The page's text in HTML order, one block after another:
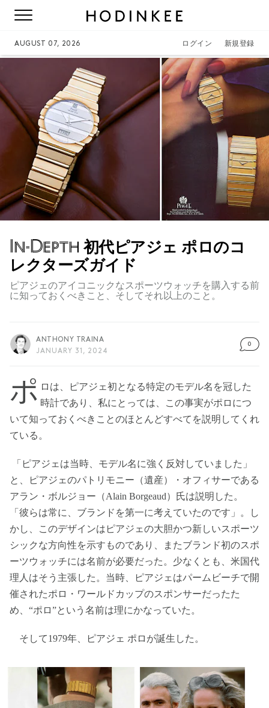
AUGUST 07, 2026 ログイン 新規登録
In-Depth 初代ピアジェ ポロのコ
レクターズガイド
ピアジェのアイコニックなスポーツウォッチを購入する前
に知っておくべきこと、そしてそれ以上のこと。
ANTHONY TRAINA
JANUARY 31, 2024
0
ポ ロは、ピアジェ初となる特定のモデル名を冠した
時計であり、私にとっては、この事実がポロにつ
いて知っておくべきことのほとんどすべてを説明してくれ
ている。
「ピアジェは当時、モデル名に強く反対していました」
と、ピアジェのパトリモニー（遺産）・オフィサーである
アラン・ボルジョー（Alain Borgeaud）氏は説明した。
「彼らは常に、ブランドを第一に考えていたのです」。し
かし、このデザインはピアジェの大胆かつ新しいスポーツ
シックな方向性を示すものであり、またブランド初のスポ
ーツウォッチには名前が必要だった。少なくとも、米国代
理人はそう主張した。当時、ピアジェはパームビーチで開
催されたポロ・ワールドカップのスポンサーだったた
め、“ポロ”という名前は理にかなっていた。
そして1979年、ピアジェ ポロが誕生した。